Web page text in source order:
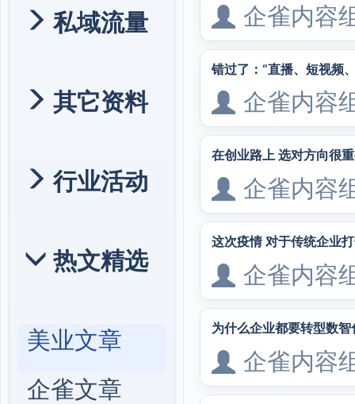
私域流量
其它资料
行业活动
热文精选
美业文章
企雀文章
企雀内容
错过了：“直播、短视频
企雀内容
在创业路上 选对方向很
企雀内容
这次疫情 对于传统企业
企雀内容
为什么企业都要转型数智
企雀内容